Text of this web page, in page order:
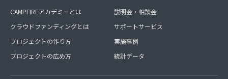
CAMPFIREアカデミーとは
クラウドファンディングとは
プロジェクトの作り方
プロジェクトの広め方
説明会・相談会
サポートサービス
実施事例
統計データ